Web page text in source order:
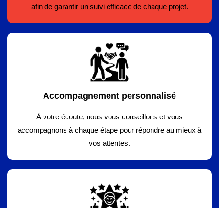
afin de garantir un suivi efficace de chaque projet.
Accompagnement personnalisé
À votre écoute, nous vous conseillons et vous
accompagnons à chaque étape pour répondre au mieux à
vos attentes.